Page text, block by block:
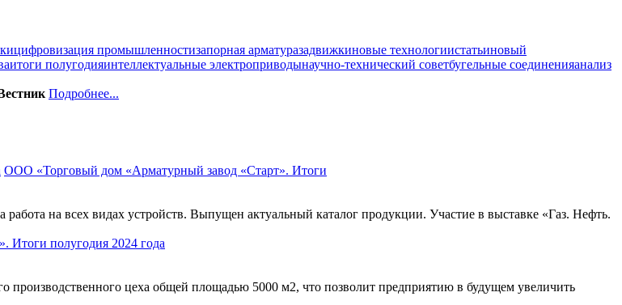
цифровизация промышленностизапорная арматуразадвижкиновые технологиистатьиновый
итоги полугодияинтеллектуальные электроприводынаучно-технический советбугельные соединенияанализ
Подробнее...
ООО «Торговый дом «Арматурный завод «Старт». Итоги
на всех видах устройств. Выпущен актуальный каталог продукции. Участие в выставке «Газ. Нефть.
Итоги полугодия 2024 года
производственного цеха общей площадью 5000 м2, что позволит предприятию в будущем увеличить